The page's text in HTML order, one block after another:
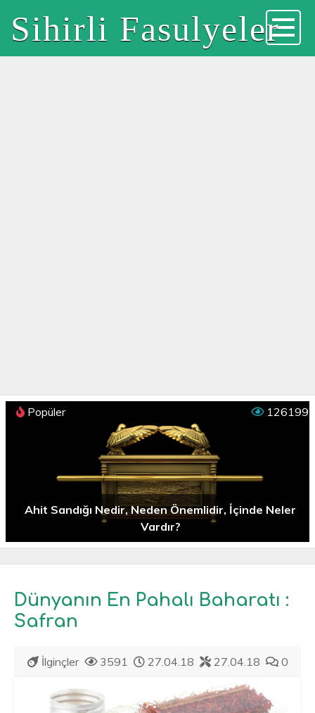
Sihirli Fasulyeler
Ahit Sandığı Nedir, Neden Önemlidir, İçinde Neler
Vardır?
Popüler 126199
Dünyanın En Pahalı Baharatı :
Safran
İlginçler 3591 27.04.18 27.04.18 0